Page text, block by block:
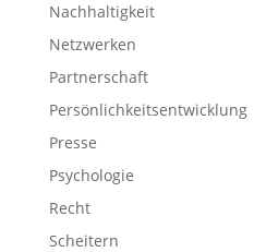
Nachhaltigkeit
Netzwerken
Partnerschaft
Persönlichkeitsentwicklung
Presse
Psychologie
Recht
Scheitern